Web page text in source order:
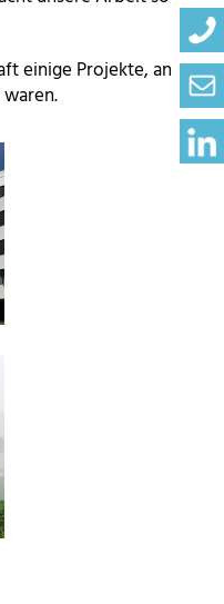
einige Projekte, an